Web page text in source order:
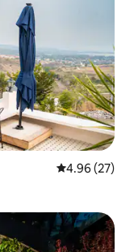
평점 4.96점(5
4.96 (27)